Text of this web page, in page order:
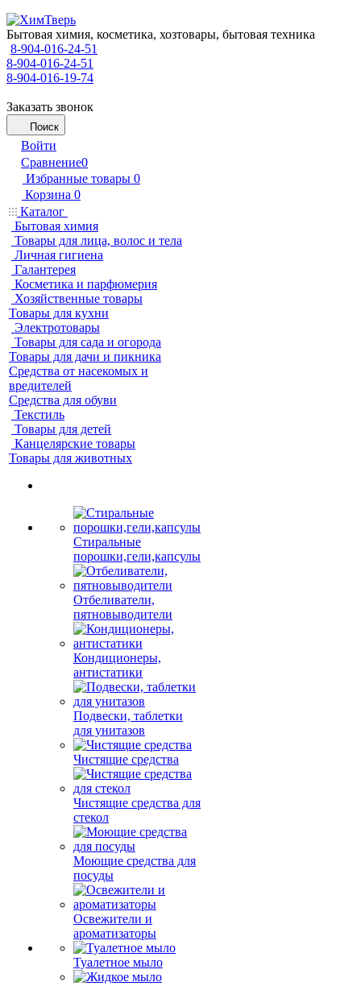
Бытовая химия, косметика, хозтовары, бытовая техника
8-904-016-24-51
8-904-016-24-51
8-904-016-19-74
Заказать звонок
Поиск
Войти
Сравнение0
Избранные товары 0
Корзина 0
Каталог
Бытовая химия
Товары для лица, волос и тела
Личная гигиена
Галантерея
Косметика и парфюмерия
Хозяйственные товары
Товары для кухни
Электротовары
Товары для сада и огорода
Товары для дачи и пикника
Средства от насекомых и
вредителей
Средства для обуви
Текстиль
Товары для детей
Канцелярские товары
Товары для животных
Стиральные
порошки,гели,капсулы
Отбеливатели,
пятновыводители
Кондиционеры,
антистатики
Подвески, таблетки
для унитазов
Чистящие средства
Чистящие средства для
стекол
Моющие средства для
посуды
Освежители и
ароматизаторы
Туалетное мыло